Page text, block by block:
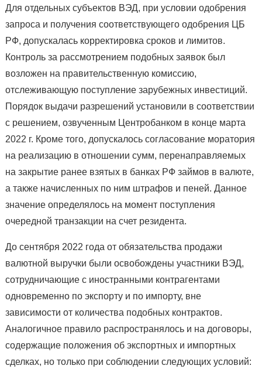
Для отдельных субъектов ВЭД, при условии одобрения
запроса и получения соответствующего одобрения ЦБ
РФ, допускалась корректировка сроков и лимитов.
Контроль за рассмотрением подобных заявок был
возложен на правительственную комиссию,
отслеживающую поступление зарубежных инвестиций.
Порядок выдачи разрешений установили в соответствии
с решением, озвученным Центробанком в конце марта
2022 г. Кроме того, допускалось согласование моратория
на реализацию в отношении сумм, перенаправляемых
на закрытие ранее взятых в банках РФ займов в валюте,
а также начисленных по ним штрафов и пеней. Данное
значение определялось на момент поступления
очередной транзакции на счет резидента.
До сентября 2022 года от обязательства продажи
валютной выручки были освобождены участники ВЭД,
сотрудничающие с иностранными контрагентами
одновременно по экспорту и по импорту, вне
зависимости от количества подобных контрактов.
Аналогичное правило распространялось и на договоры,
содержащие положения об экспортных и импортных
сделках, но только при соблюдении следующих условий: